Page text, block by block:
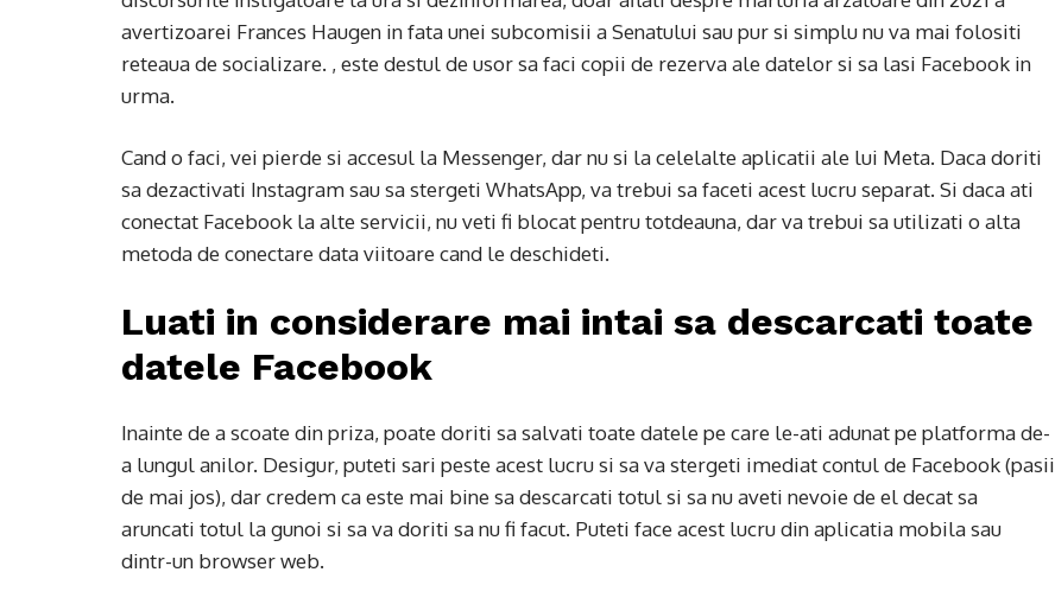
avertizoarei Frances Haugen in fata unei subcomisii a Senatului sau pur si simplu nu va mai folositi
reteaua de socializare. , este destul de usor sa faci copii de rezerva ale datelor si sa lasi Facebook in
urma.
Cand o faci, vei pierde si accesul la Messenger, dar nu si la celelalte aplicatii ale lui Meta. Daca doriti
sa dezactivati Instagram sau sa stergeti WhatsApp, va trebui sa faceti acest lucru separat. Si daca ati
conectat Facebook la alte servicii, nu veti fi blocat pentru totdeauna, dar va trebui sa utilizati o alta
metoda de conectare data viitoare cand le deschideti.
Luati in considerare mai intai sa descarcati toate
datele Facebook
Inainte de a scoate din priza, poate doriti sa salvati toate datele pe care le-ati adunat pe platforma de-
a lungul anilor. Desigur, puteti sari peste acest lucru si sa va stergeti imediat contul de Facebook (pasii
de mai jos), dar credem ca este mai bine sa descarcati totul si sa nu aveti nevoie de el decat sa
aruncati totul la gunoi si sa va doriti sa nu fi facut. Puteti face acest lucru din aplicatia mobila sau
dintr-un browser web.